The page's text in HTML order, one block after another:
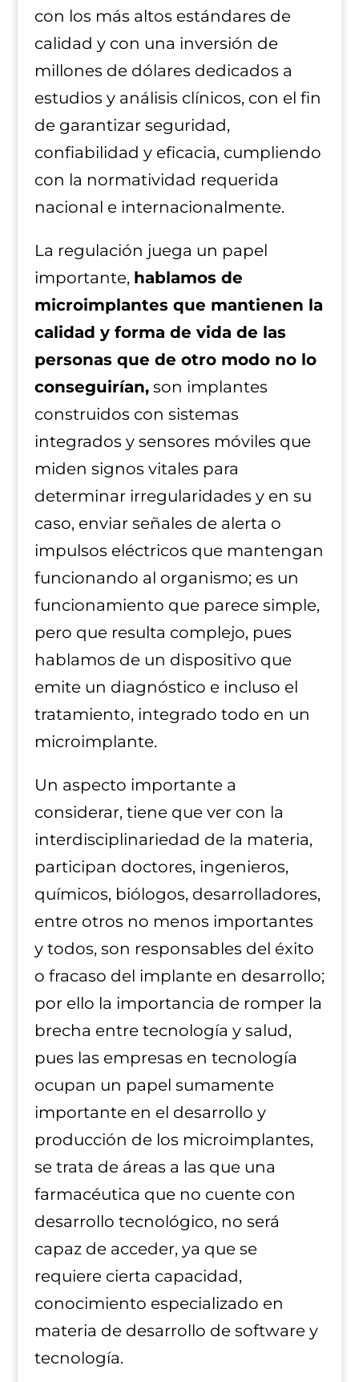
con los más altos estándares de
calidad y con una inversión de
millones de dólares dedicados a
estudios y análisis clínicos, con el fin
de garantizar seguridad,
confiabilidad y eficacia, cumpliendo
con la normatividad requerida
nacional e internacionalmente.
La regulación juega un papel
importante, hablamos de
microimplantes que mantienen la
calidad y forma de vida de las
personas que de otro modo no lo
conseguirían,son implantes
construidos con sistemas
integrados y sensores móviles que
miden signos vitales para
determinar irregularidades y en su
caso, enviar señales de alerta o
impulsos eléctricos que mantengan
funcionando al organismo; es un
funcionamiento que parece simple,
pero que resulta complejo, pues
hablamos de un dispositivo que
emite un diagnóstico e incluso el
tratamiento, integrado todo en un
microimplante.
Un aspecto importante a
considerar, tiene que ver con la
interdisciplinariedad de la materia,
participan doctores, ingenieros,
químicos, biólogos, desarrolladores,
entre otros no menos importantes
y todos, son responsables del éxito
o fracaso del implante en desarrollo;
por ello la importancia de romper la
brecha entre tecnología y salud,
pues las empresas en tecnología
ocupan un papel sumamente
importante en el desarrollo y
producción de los microimplantes,
se trata de áreas a las que una
farmacéutica que no cuente con
desarrollo tecnológico, no será
capaz de acceder, ya que se
requiere cierta capacidad,
conocimiento especializado en
materia de desarrollo de software y
tecnología.